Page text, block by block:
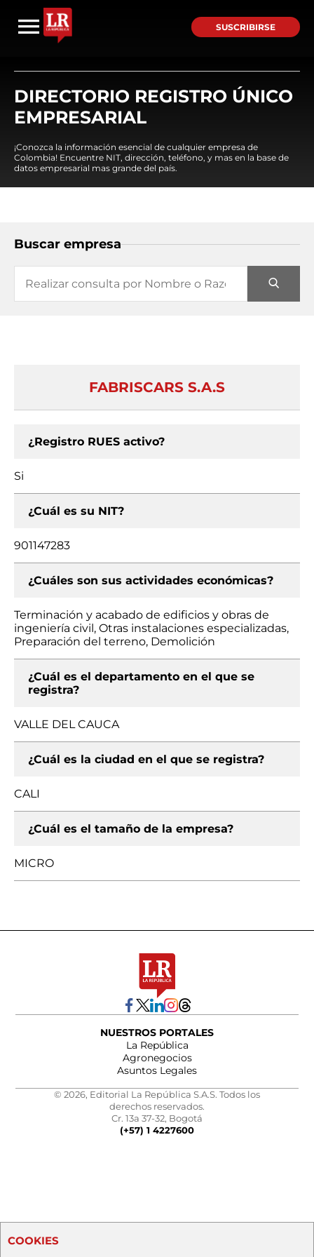
SUSCRIBIRSE
DIRECTORIO REGISTRO ÚNICO
EMPRESARIAL
¡Conozca la información esencial de cualquier empresa de
Colombia! Encuentre NIT, dirección, teléfono, y mas en la base de
datos empresarial mas grande del país.
Buscar empresa
FABRISCARS S.A.S
¿Registro RUES activo?
Si
¿Cuál es su NIT?
901147283
¿Cuáles son sus actividades económicas?
Terminación y acabado de edificios y obras de
ingeniería civil, Otras instalaciones especializadas,
Preparación del terreno, Demolición
¿Cuál es el departamento en el que se
registra?
VALLE DEL CAUCA
¿Cuál es la ciudad en el que se registra?
CALI
¿Cuál es el tamaño de la empresa?
MICRO
NUESTROS PORTALES
La República
Agronegocios
Asuntos Legales
© 2026, Editorial La República S.A.S. Todos los
derechos reservados.
Cr. 13a 37-32, Bogotá
(+57) 1 4227600
COOKIES